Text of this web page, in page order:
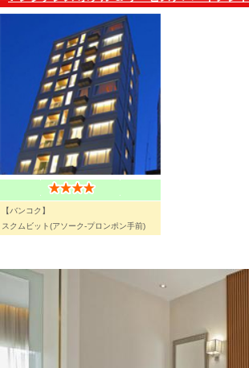
【バンコク】
スクムビット(アソーク-プロンポン手前)